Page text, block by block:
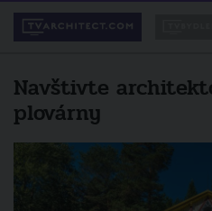
Navštivte
plovárny